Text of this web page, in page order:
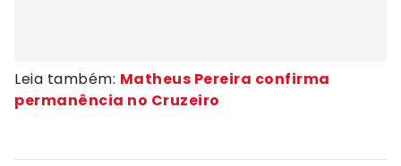
Leia também: Matheus Pereira confirma
permanência no Cruzeiro